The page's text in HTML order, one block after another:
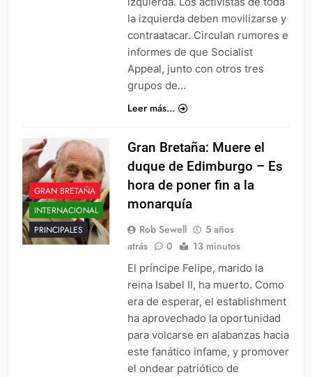
la izquierda deben movilizarse y
contraatacar. Circulan rumores e
informes de que Socialist
Appeal, junto con otros tres
grupos de…
Leer más...
GRAN BRETAÑA
INTERNACIONAL
PRINCIPALES
Gran Bretaña: Muere el
duque de Edimburgo – Es
hora de poner fin a la
monarquía
Rob Sewell
5 años
atrás
0 13 minutos
El príncipe Felipe, marido la
reina Isabel II, ha muerto. Como
era de esperar, el establishment
ha aprovechado la oportunidad
para volcarse en alabanzas hacia
este fanático infame, y promover
el ondear patriótico de